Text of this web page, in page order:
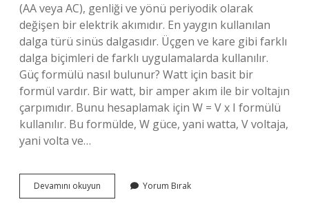
(AA veya AC), genliği ve yönü periyodik olarak
değişen bir elektrik akımıdır. En yaygın kullanılan
dalga türü sinüs dalgasıdır. Üçgen ve kare gibi farklı
dalga biçimleri de farklı uygulamalarda kullanılır.
Güç formülü nasıl bulunur? Watt için basit bir
formül vardır. Bir watt, bir amper akım ile bir voltajın
çarpımıdır. Bunu hesaplamak için W = V x I formülü
kullanılır. Bu formülde, W güce, yani watta, V voltaja,
yani volta ve…
Devamını okuyun
Güç
Yorum Bırak